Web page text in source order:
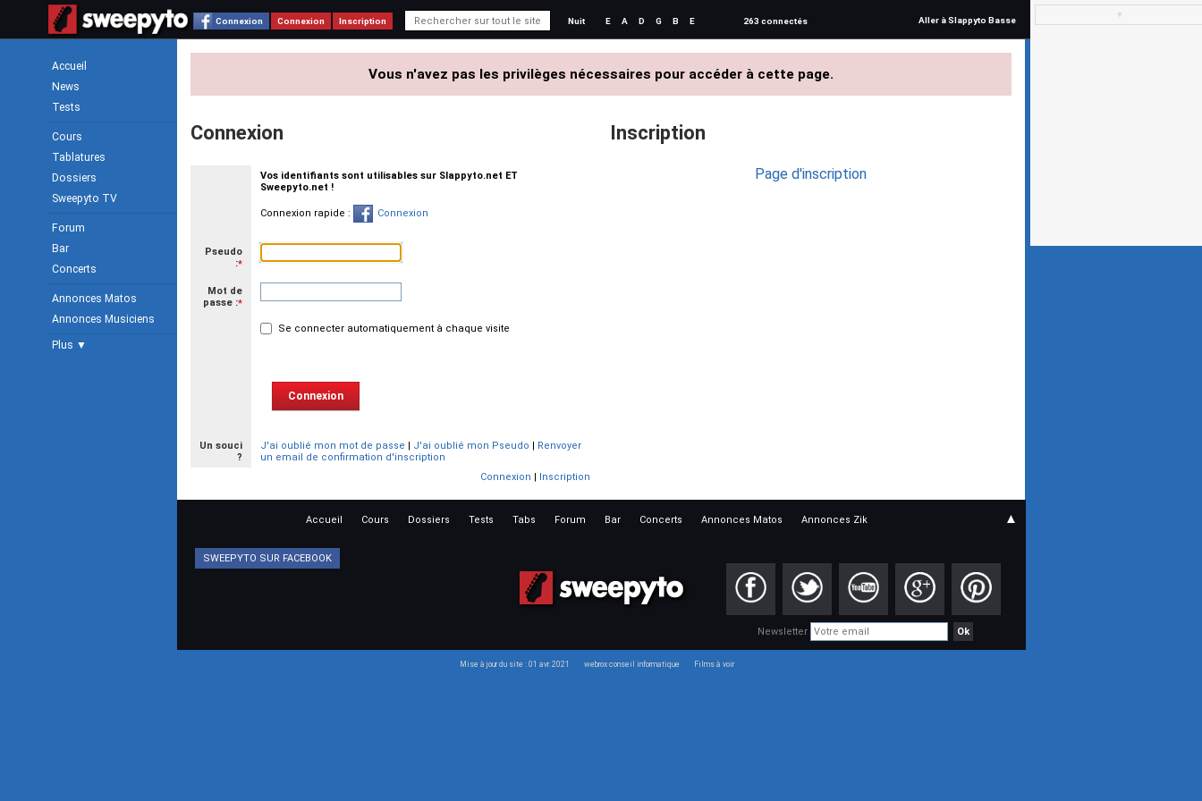
Connexion Connexion Inscription Nuit E A D G B E 263 connectés Aller à Slappyto Basse
Accueil
News
Tests
Cours
Tablatures
Dossiers
Sweepyto TV
Forum
Bar
Concerts
Annonces Matos
Annonces Musiciens
Plus ▼
Vous n'avez pas les privilèges nécessaires pour accéder à cette page.
Connexion
Vos identifiants sont utilisables sur Slappyto.net ET
Sweepyto.net !
Connexion rapide : Connexion
Pseudo
:*
Mot de
passe :*
Se connecter automatiquement à chaque visite
Un souci
?
J'ai oublié mon mot de passe | J'ai oublié mon Pseudo | Renvoyer
un email de confirmation d'inscription
Connexion | Inscription
Inscription
Page d'inscription
▼
Accueil Cours Dossiers Tests Tabs Forum Bar Concerts Annonces Matos Annonces Zik ▲
SWEEPYTO SUR FACEBOOK
Newsletter
Mise à jour du site : 01 avr. 2021 webrox conseil informatique Films à voir